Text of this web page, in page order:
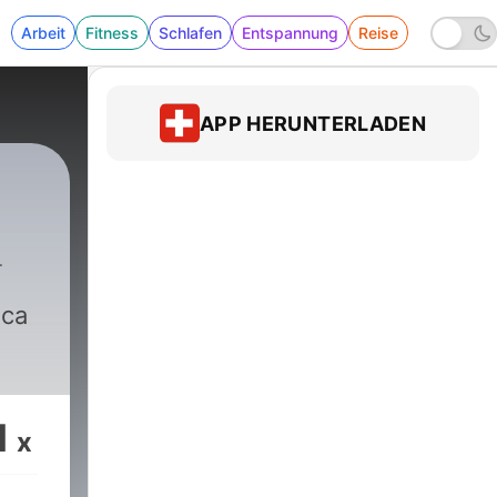
Arbeit Fitness Schlafen Entspannung Reise
x
APP HERUNTERLADEN